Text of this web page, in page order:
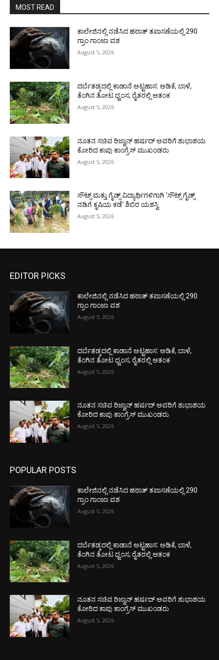
MOST READ
ಕಾಲೇಜಿನಲ್ಲಿ ನಡೆಸಿದ ಹಠಾತ್ ತಪಾಸಣೆಯಲ್ಲಿ 290
ಗ್ರಾಂ ಗಾಂಜಾ ವಶ
August 5, 2026
ದರ್ಬೆತಡ್ಕದಲ್ಲಿ ಕಾಡಾನೆ ಅಟ್ಟಹಾಸ: ಅಡಿಕೆ, ಬಾಳೆ,
ತೆಂಗಿನ ತೋಟ ಧ್ವಂಸ; ರೈತರಲ್ಲಿ ಆತಂಕ
August 5, 2026
ನೂತನ ಸಚಿವ ರಿಜ್ವಾನ್ ಹರ್ಷದ್ ಅವರಿಗೆ ಶುಭಾಶಯ
ಕೋರಿದ ಕಾಪು ಕಾಂಗ್ರೆಸ್ ಮುಖಂಡರು
August 5, 2026
ಸೌಟ್ಸ್ ಮತ್ತು ಗೈಡ್ಸ್ ವಿದ್ಯಾರ್ಥಿಗಳಿಗಾಗಿ ‘ಸೌಟ್ಸ್ ಗೈಡ್ಸ್
ನಡಿಗೆ ಕೃಷಿಯ ಕಡೆ’ ಶಿಬಿರ ಯಶಸ್ವಿ
August 5, 2026
EDITOR PICKS
ಕಾಲೇಜಿನಲ್ಲಿ ನಡೆಸಿದ ಹಠಾತ್ ತಪಾಸಣೆಯಲ್ಲಿ 290
ಗ್ರಾಂ ಗಾಂಜಾ ವಶ
August 5, 2026
ದರ್ಬೆತಡ್ಕದಲ್ಲಿ ಕಾಡಾನೆ ಅಟ್ಟಹಾಸ: ಅಡಿಕೆ, ಬಾಳೆ,
ತೆಂಗಿನ ತೋಟ ಧ್ವಂಸ; ರೈತರಲ್ಲಿ ಆತಂಕ
August 5, 2026
ನೂತನ ಸಚಿವ ರಿಜ್ವಾನ್ ಹರ್ಷದ್ ಅವರಿಗೆ ಶುಭಾಶಯ
ಕೋರಿದ ಕಾಪು ಕಾಂಗ್ರೆಸ್ ಮುಖಂಡರು
August 5, 2026
POPULAR POSTS
ಕಾಲೇಜಿನಲ್ಲಿ ನಡೆಸಿದ ಹಠಾತ್ ತಪಾಸಣೆಯಲ್ಲಿ 290
ಗ್ರಾಂ ಗಾಂಜಾ ವಶ
August 5, 2026
ದರ್ಬೆತಡ್ಕದಲ್ಲಿ ಕಾಡಾನೆ ಅಟ್ಟಹಾಸ: ಅಡಿಕೆ, ಬಾಳೆ,
ತೆಂಗಿನ ತೋಟ ಧ್ವಂಸ; ರೈತರಲ್ಲಿ ಆತಂಕ
August 5, 2026
ನೂತನ ಸಚಿವ ರಿಜ್ವಾನ್ ಹರ್ಷದ್ ಅವರಿಗೆ ಶುಭಾಶಯ
ಕೋರಿದ ಕಾಪು ಕಾಂಗ್ರೆಸ್ ಮುಖಂಡರು
August 5, 2026